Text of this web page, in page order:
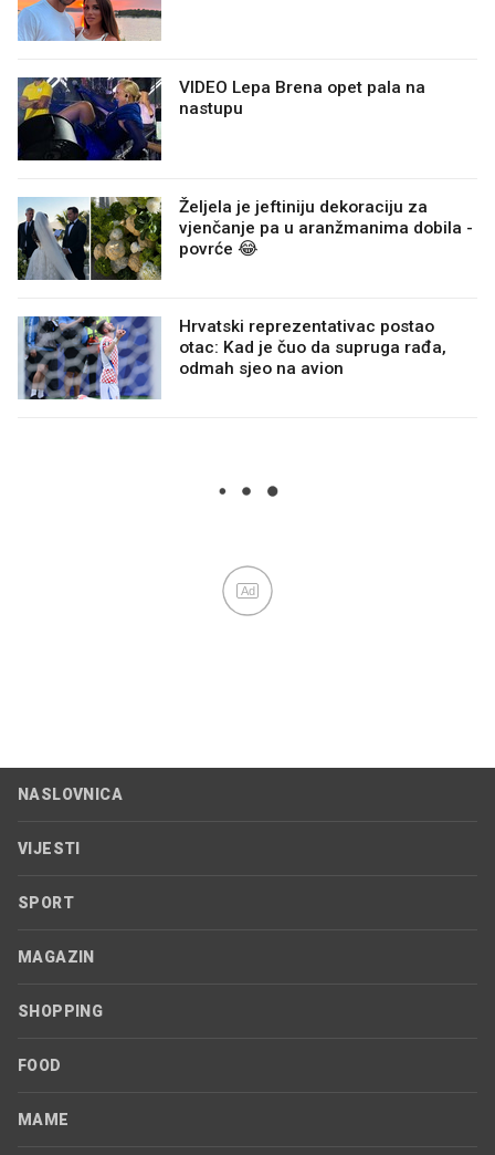
VIDEO Lepa Brena opet pala na
nastupu
Željela je jeftiniju dekoraciju za
vjenčanje pa u aranžmanima dobila -
povrće 😂
Hrvatski reprezentativac postao
otac: Kad je čuo da supruga rađa,
odmah sjeo na avion
Ad
NASLOVNICA
VIJESTI
SPORT
MAGAZIN
SHOPPING
FOOD
MAME